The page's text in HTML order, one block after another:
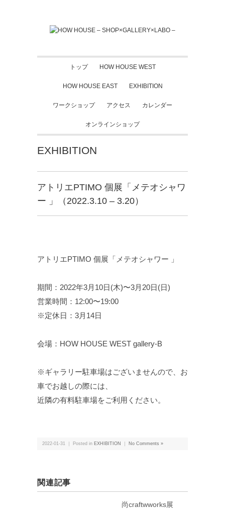
トップ HOW HOUSE WEST
HOW HOUSE EAST EXHIBITION
ワークショップ アクセス カレンダー
オンラインショップ
EXHIBITION
アトリエPTIMO 個展「メテオシャワ
ー 」（2022.3.10 – 3.20）
アトリエPTIMO 個展「メテオシャワー 」
期間：2022年3月10日(木)〜3月20日(日)
営業時間：12:00〜19:00
※定休日：3月14日
会場：HOW HOUSE WEST gallery-B
※ギャラリー駐車場はございませんので、お
車でお越しの際には、
近隣の有料駐車場をご利用ください。
2022-01-31 ｜ Posted in EXHIBITION No Comments »
関連記事
尚craftwworks展